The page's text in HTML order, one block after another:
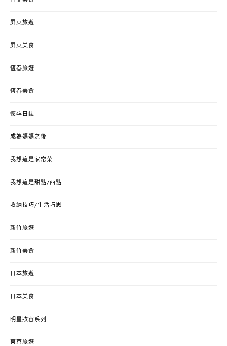
屏東旅遊
屏東美食
恆春旅遊
恆春美食
懷孕日誌
成為媽媽之後
我想這是家常菜
我想這是甜點/西點
收納技巧/生活巧思
新竹旅遊
新竹美食
日本旅遊
日本美食
明星妝容系列
東京旅遊